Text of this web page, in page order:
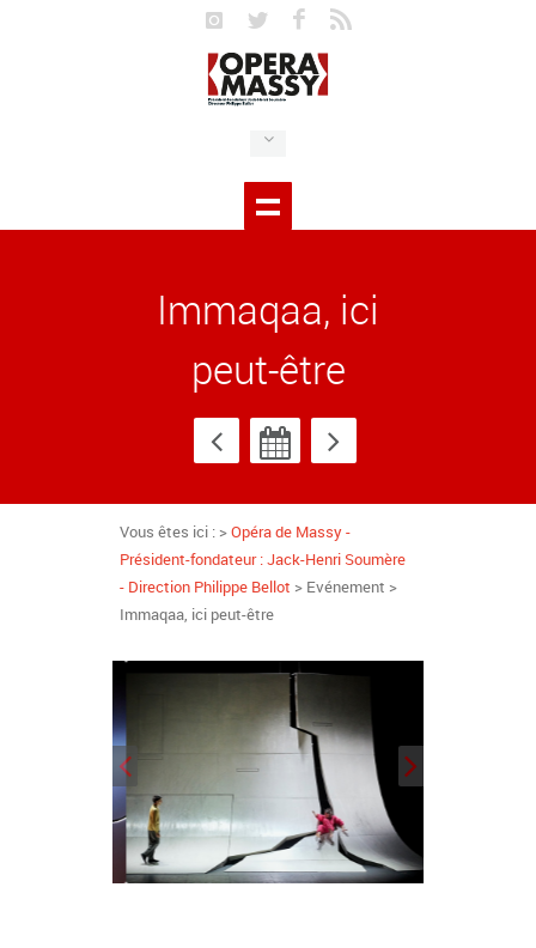
Immaqaa, ici
peut-être
Vous êtes ici : >Opéra de Massy -
Président-fondateur : Jack-Henri Soumère
- Direction Philippe Bellot > Evénement >
Immaqaa, ici peut-être